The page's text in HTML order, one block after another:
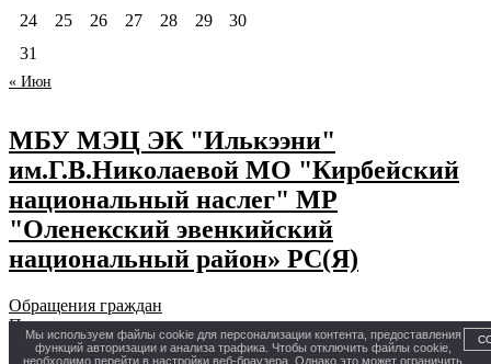
24
25 26 27 28 29
30
31
« Июн
МБУ МЭЦ ЭК "Илькээни"
им.Г.В.Николаевой МО "Кирбейский
национальный наслег" МР
"Оленекский эвенкийский
национальный район» РС(Я)
Обращения граждан
Предыдущая
Следующая
Мы используем файлы cookie для персонализации контента, предоставления
функций авторизации и анализа трафика. Чтобы отключить файлы cookie,
необходимо перейти в настройки веб-браузера. Однако это может ограничить